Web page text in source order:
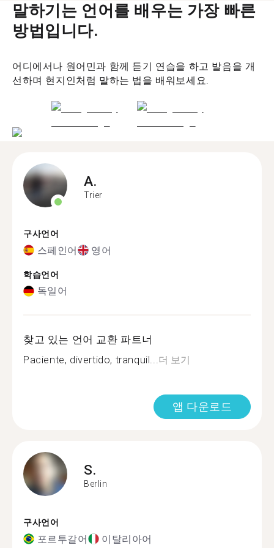
말하기는 언어를 배우는 가장 빠른
방법입니다.
어디에서나 원어민과 함께 듣기 연습을 하고 발음을 개
선하며 현지인처럼 말하는 법을 배워보세요.
A.
Trier
구사언어
스페인어 영어
학습언어
독일어
찾고 있는 언어 교환 파트너
Paciente, divertido, tranquil...더 보기
앱 다운로드
S.
Berlin
구사언어
포르투갈어 이탈리아어